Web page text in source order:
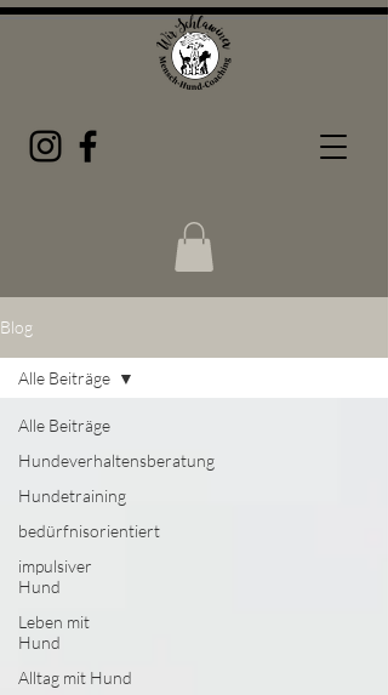
Blog
Alle Beiträge
Hundeverhaltensberatung
Hundetraining
bedürfnisorientiert
impulsiver
Hund
Leben mit
Hund
Alltag mit Hund
Alle Beiträge